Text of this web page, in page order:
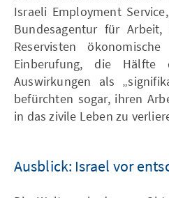
Israeli Employment
Bundesagentur für
Reservisten
Einberufung, die Hälfte
Auswirkungen als
befürchten sogar, ihren
in das zivile Leben zu
Ausblick: Israel vor